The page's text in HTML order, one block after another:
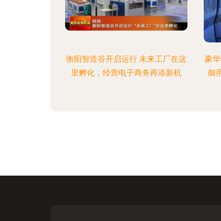
衡阳智造谷开启运行 未来工厂在这
里孵化，经营电子商务再添新机
豪
御